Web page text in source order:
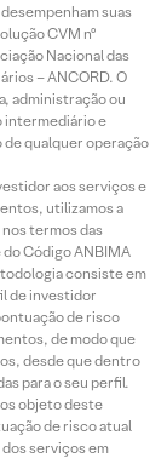
suas
CVM nº
Nacional das
– ANCORD. O
administração ou
intermediário e
qualquer operação
aos serviços e
utilizamos a
termos das
Código ANBIMA
consiste em
de investidor
de risco
de modo que
desde que dentro
para o seu perfil.
objeto deste
de risco atual
serviços em